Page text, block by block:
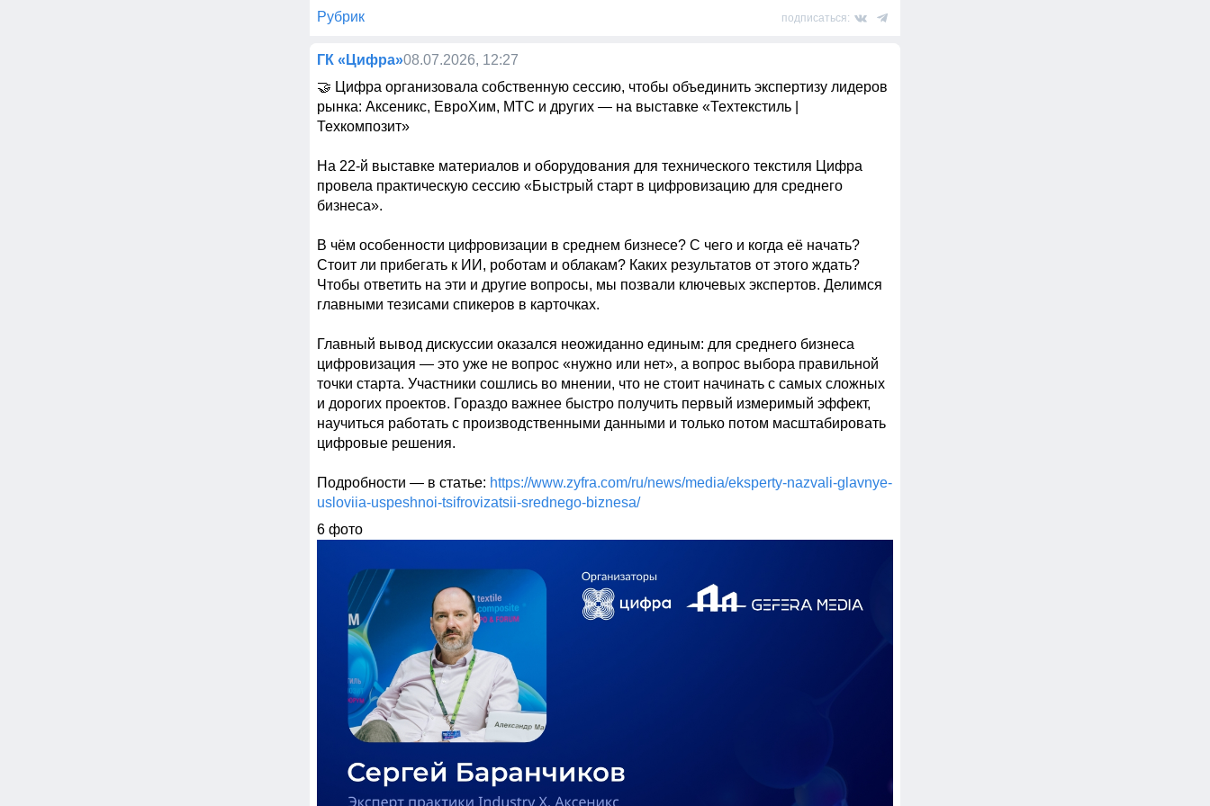
Рубрик подписаться:
ГК «Цифра»08.07.2026, 12:27
🤝 Цифра организовала собственную сессию, чтобы объединить экспертизу лидеров
рынка: Аксеникс, ЕвроХим, МТС и других — на выставке «Техтекстиль |
Техкомпозит»
На 22-й выставке материалов и оборудования для технического текстиля Цифра
провела практическую сессию «Быстрый старт в цифровизацию для среднего
бизнеса».
В чём особенности цифровизации в среднем бизнесе? С чего и когда её начать?
Стоит ли прибегать к ИИ, роботам и облакам? Каких результатов от этого ждать?
Чтобы ответить на эти и другие вопросы, мы позвали ключевых экспертов. Делимся
главными тезисами спикеров в карточках.
Главный вывод дискуссии оказался неожиданно единым: для среднего бизнеса
цифровизация — это уже не вопрос «нужно или нет», а вопрос выбора правильной
точки старта. Участники сошлись во мнении, что не стоит начинать с самых сложных
и дорогих проектов. Гораздо важнее быстро получить первый измеримый эффект,
научиться работать с производственными данными и только потом масштабировать
цифровые решения.
Подробности — в статье: https://www.zyfra.com/ru/news/media/eksperty-nazvali-glavnye-
usloviia-uspeshnoi-tsifrovizatsii-srednego-biznesa/
6 фото